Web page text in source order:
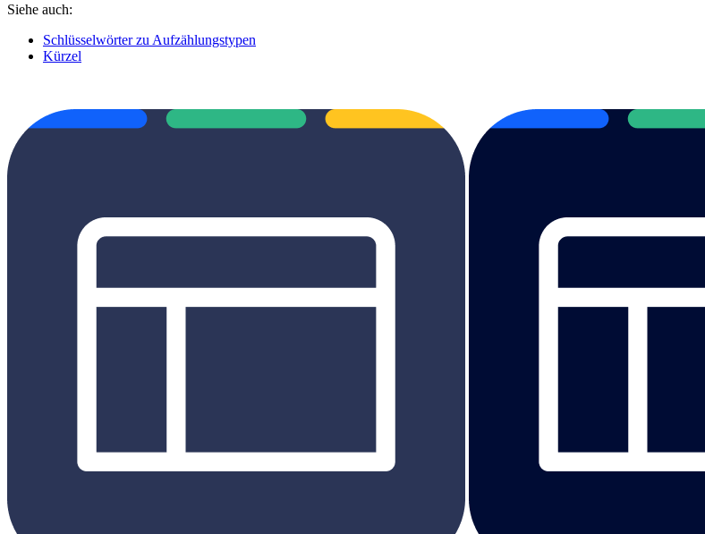
Siehe auch:
Schlüsselwörter zu Aufzählungstypen
Kürzel